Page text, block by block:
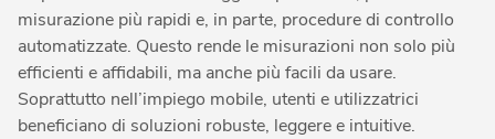
misurazione più rapidi e, in parte, procedure di controllo
automatizzate. Questo rende le misurazioni non solo più
efficienti e affidabili, ma anche più facili da usare.
Soprattutto nell’impiego mobile, utenti e utilizzatrici
beneficiano di soluzioni robuste, leggere e intuitive.